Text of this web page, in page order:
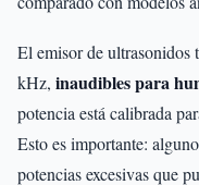
El emisor de ultrasonidos
kHz, inaudibles para
potencia está calibrada
Esto es importante:
potencias excesivas que